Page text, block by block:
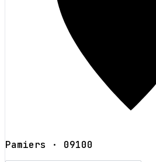
Pamiers · 09100